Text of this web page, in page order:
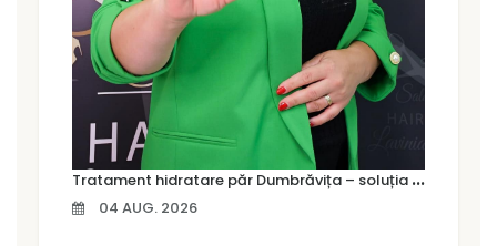
T
ratament hidratare păr Dumbrăvița – soluția pentru un păr moale, strălucitor și sănătos
04 AUG. 2026